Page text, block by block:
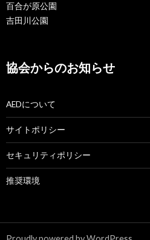
百合が原公園
吉田川公園
協会からのお知らせ
AEDについて
サイトポリシー
セキュリティポリシー
推奨環境